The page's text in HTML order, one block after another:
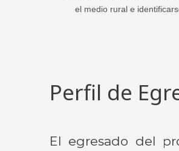
el medio rural e
Perfil de
El egresado del